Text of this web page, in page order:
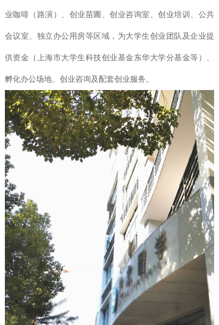
业咖啡（路演）、创业苗圃、创业咨询室、创业培训、公共
会议室、独立办公用房等区域，为大学生创业团队及企业提
供资金（上海市大学生科技创业基金东华大学分基金等）、
孵化办公场地、创业咨询及配套创业服务。